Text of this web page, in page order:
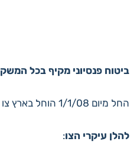
ביטוח פנסיוני מקיף בכל המשק
החל מיום 1/1/08 הוחל בארץ צו הרחבה המחייב את כל המעסיקים לבטח את עובדיהם בפנסיה מקיפה.
להלן עיקרי הצו: